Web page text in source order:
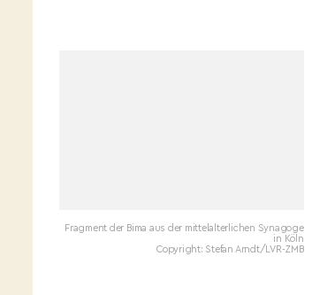
Fragment der Bima aus der mittelalterlichen Synagoge
in Köln
Copyright: Stefan Arndt/LVR-ZMB